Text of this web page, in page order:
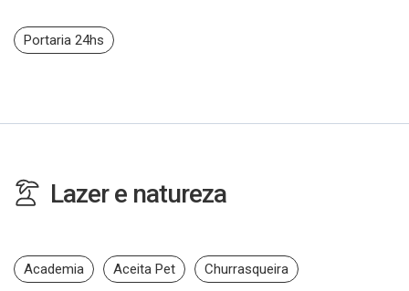
Portaria 24hs
Lazer e natureza
Academia Aceita Pet Churrasqueira